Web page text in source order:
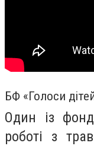
БФ «Голоси
Один із
роботі з